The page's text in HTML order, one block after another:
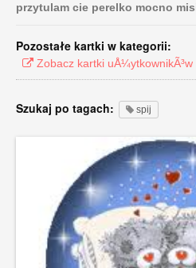
przytulam cie perelko mocno
Pozostałe kartki w kategorii:
Zobacz kartki uÅ¼ytkownikÃ³w
Szukaj po tagach: spij